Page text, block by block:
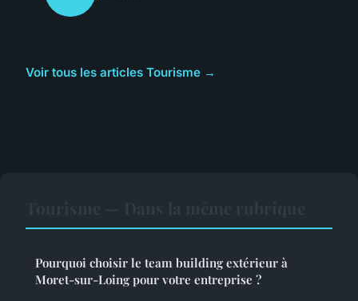
Voir tous les articles Tourisme →
Pourquoi choisir le team building extérieur à
Moret-sur-Loing pour votre entreprise ?